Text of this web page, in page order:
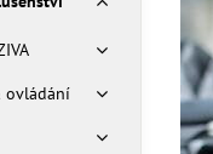
ovládání